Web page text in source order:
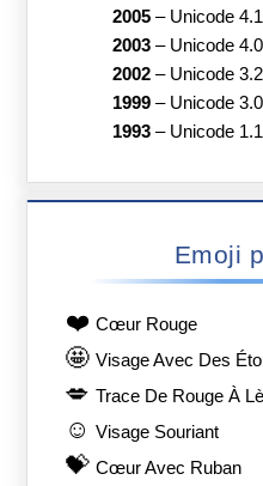
2005– Unicode 4.1
2003– Unicode 4.0
2002– Unicode 3.2
1999– Unicode 3.0
1993– Unicode 1.1
Emoji
❤️ Cœur Rouge
🤩 Visage Avec Des
💋 Trace De Rouge À
☺️ Visage Souriant
💝 Cœur Avec Ruban